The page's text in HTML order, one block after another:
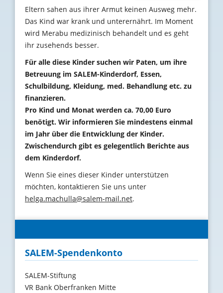
Eltern sahen aus ihrer Armut keinen Ausweg mehr.
Das Kind war krank und unterernährt. Im Moment
wird Merabu medizinisch behandelt und es geht
ihr zusehends besser.
Für alle diese Kinder suchen wir Paten, um ihre
Betreuung im SALEM-Kinderdorf, Essen,
Schulbildung, Kleidung, med. Behandlung etc. zu
finanzieren.
Pro Kind und Monat werden ca. 70,00 Euro
benötigt. Wir informieren Sie mindestens einmal
im Jahr über die Entwicklung der Kinder.
Zwischendurch gibt es gelegentlich Berichte aus
dem Kinderdorf.
Wenn Sie eines dieser Kinder unterstützen
möchten, kontaktieren Sie uns unter
helga.machulla@salem-mail.net.
SALEM-Spendenkonto
SALEM-Stiftung
VR Bank Oberfranken Mitte